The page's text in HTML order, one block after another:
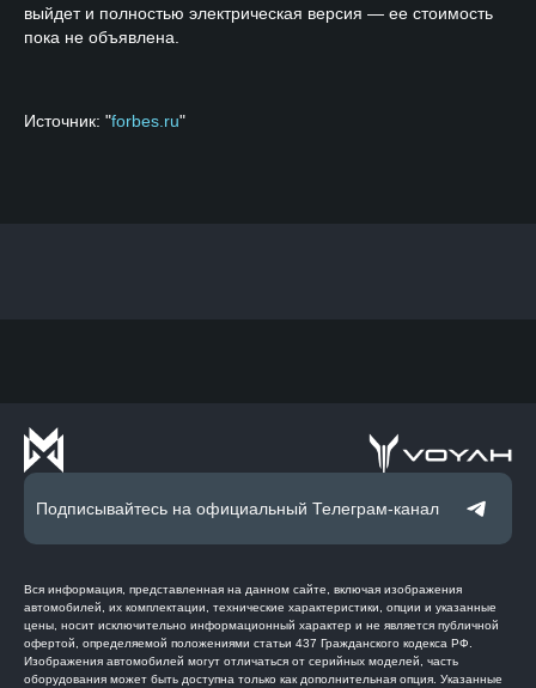
выйдет и полностью электрическая версия — ее стоимость
пока не объявлена.
Источник: "forbes.ru"
Подписывайтесь на официальный Телеграм-канал
Вся информация, представленная на данном сайте, включая изображения
автомобилей, их комплектации, технические характеристики, опции и указанные
цены, носит исключительно информационный характер и не является публичной
офертой, определяемой положениями статьи 437 Гражданского кодекса РФ.
Изображения автомобилей могут отличаться от серийных моделей, часть
оборудования может быть доступна только как дополнительная опция. Указанные